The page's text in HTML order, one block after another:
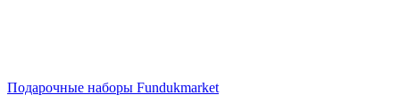
Подарочные наборы Fundukmarket